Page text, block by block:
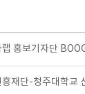
홍보기자단
재단-청주대학교